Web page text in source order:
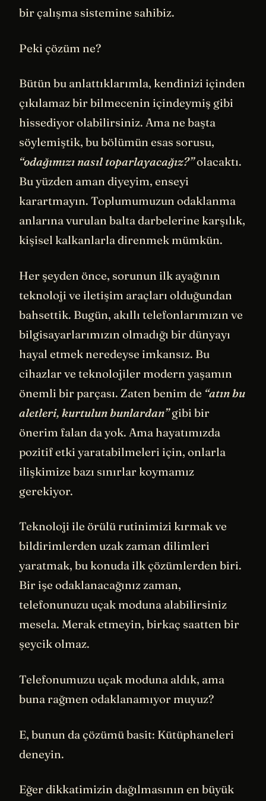
bir çalışma sistemine sahibiz.
Peki çözüm ne?
Bütün bu anlattıklarımla, kendinizi içinden
çıkılamaz bir bilmecenin içindeymiş gibi
hissediyor olabilirsiniz. Ama ne başta
söylemiştik, bu bölümün esas sorusu,
“odağımızı nasıl toparlayacağız?”olacaktı.
Bu yüzden aman diyeyim, enseyi
karartmayın. Toplumumuzun odaklanma
anlarına vurulan balta darbelerine karşılık,
kişisel kalkanlarla direnmek mümkün.
Her şeyden önce, sorunun ilk ayağının
teknoloji ve iletişim araçları olduğundan
bahsettik. Bugün, akıllı telefonlarımızın ve
bilgisayarlarımızın olmadığı bir dünyayı
hayal etmek neredeyse imkansız. Bu
cihazlar ve teknolojiler modern yaşamın
önemli bir parçası. Zaten benim de “atın bu
aletleri, kurtulun bunlardan”gibi bir
önerim falan da yok. Ama hayatımızda
pozitif etki yaratabilmeleri için, onlarla
ilişkimize bazı sınırlar koymamız
gerekiyor.
Teknoloji ile örülü rutinimizi kırmak ve
bildirimlerden uzak zaman dilimleri
yaratmak, bu konuda ilk çözümlerden biri.
Bir işe odaklanacağınız zaman,
telefonunuzu uçak moduna alabilirsiniz
mesela. Merak etmeyin, birkaç saatten bir
şeycik olmaz.
Telefonumuzu uçak moduna aldık, ama
buna rağmen odaklanamıyor muyuz?
E, bunun da çözümü basit: Kütüphaneleri
deneyin.
Eğer dikkatimizin dağılmasının en büyük